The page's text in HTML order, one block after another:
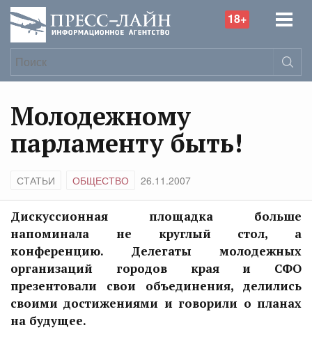
18+
Молодежному
парламенту быть!
СТАТЬИ ОБЩЕСТВО 26.11.2007
Дискуссионная площадка больше
напоминала не круглый стол, а
конференцию. Делегаты молодежных
организаций городов края и СФО
презентовали свои объединения, делились
своими достижениями и говорили о планах
на будущее.